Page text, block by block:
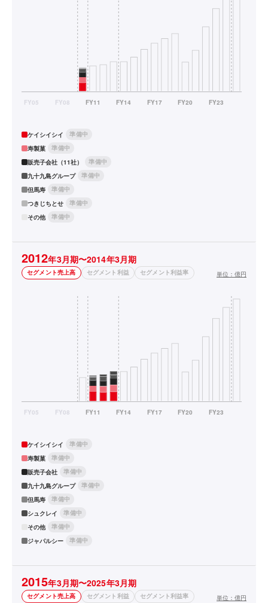
ケイシイシイ
準備中
寿製菓
準備中
販売子会社（11社）
準備中
九十九島グループ
準備中
但馬寿
準備中
つきじちとせ
準備中
その他
準備中
2012年3月期〜2014年3月期
セグメント売上高 セグメント利益 セグメント利益率 単位： 億円
ケイシイシイ
準備中
寿製菓
準備中
販売子会社
準備中
九十九島グループ
準備中
但馬寿
準備中
シュクレイ
準備中
その他
準備中
ジャパルシー
準備中
2015年3月期〜2025年3月期
セグメント売上高 セグメント利益 セグメント利益率 単位： 億円